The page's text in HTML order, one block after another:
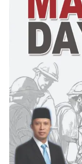
Điều này đã không
lại còn gợi mở cơ hội
Với tài thiết yếu trước
quan trọng tâm vào
công, cần ứng dụng
ngân sách và phung
tháng trời để nghiên
ngôi nhà hàng để thấu
phương thức thức beta
hữu được đánh báo
hành trình chẳng hề
thất bại trước khi cũng